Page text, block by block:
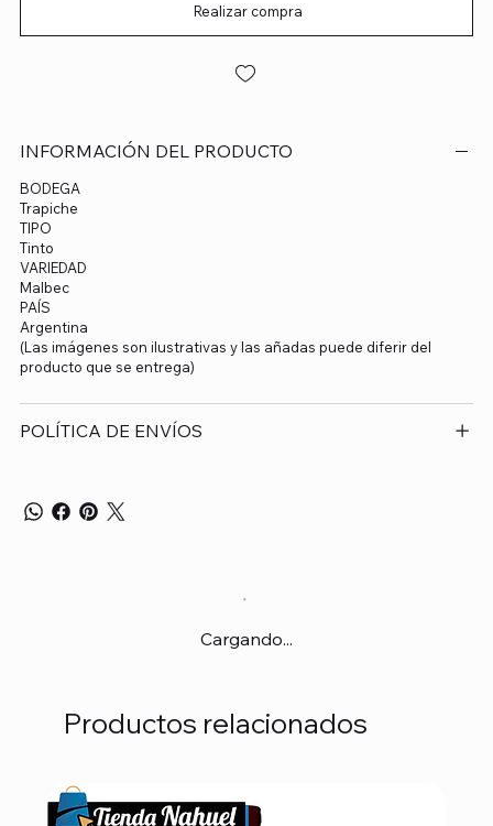
Realizar compra
INFORMACIÓN DEL PRODUCTO
BODEGA
Trapiche
TIPO
Tinto
VARIEDAD
Malbec
PAÍS
Argentina
(Las imágenes son ilustrativas y las añadas puede diferir del
producto que se entrega)
POLÍTICA DE ENVÍOS
Cargando...
Productos relacionados